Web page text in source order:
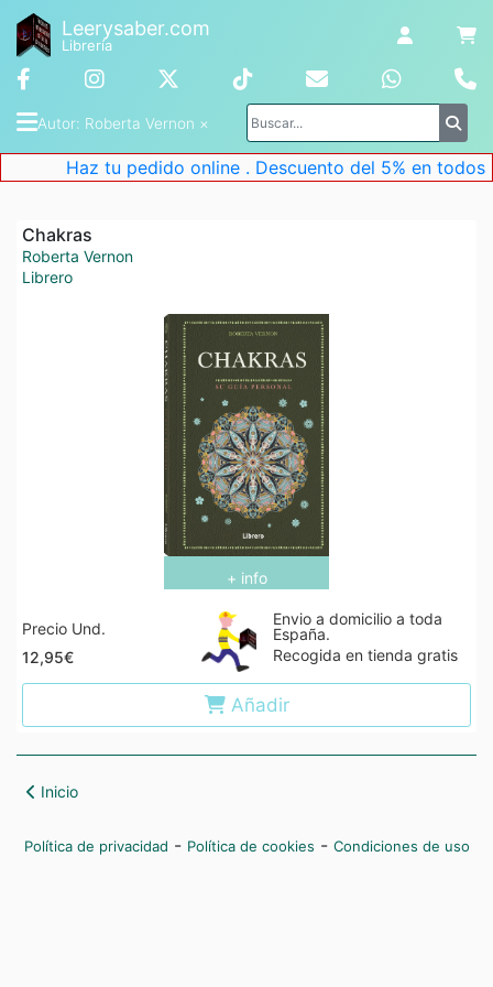
Leerysaber.com
Librería
Autor: Roberta Vernon ×
Haz tu pedido online . Descuento del 5% en
Chakras
Roberta Vernon
Librero
+ info
Precio Und.
12,95€
Envio a domicilio a toda
España.
Recogida en tienda gratis
Añadir
Inicio
Política de privacidad - Política de cookies - Condiciones de uso